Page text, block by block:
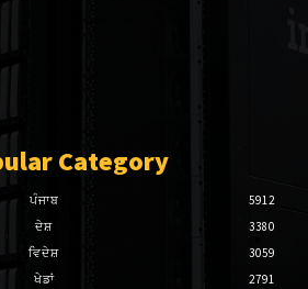
Category
ਪੰਜਾਬ
5912
ਦੇਸ਼
3380
ਵਿਦੇਸ਼
3059
ਖੇਡਾਂ
2791